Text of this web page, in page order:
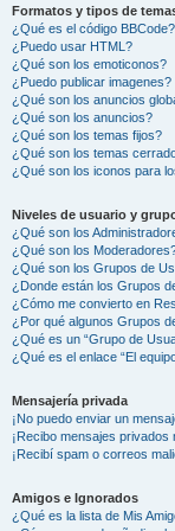
Formatos y tipos de
¿Qué es el código BBCode?
¿Puedo usar HTML?
¿Qué son los emoticonos?
¿Puedo publicar imagenes?
¿Qué son los anuncios
¿Qué son los anuncios?
¿Qué son los temas fijos?
¿Qué son los temas
¿Qué son los iconos para
Niveles de usuario y
¿Qué son los
¿Qué son los
¿Qué son los Grupos de
¿Donde están los Grupos
¿Cómo me convierto en
¿Por qué algunos Grupos
¿Qué es un “Grupo de
¿Qué es el enlace “El
Mensajería privada
¡No puedo enviar un
¡Recibo mensajes privados
¡Recibí spam o correos
Amigos e Ignorados
¿Qué es la lista de Mis